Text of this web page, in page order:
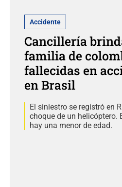
Accidente
Cancillería
familia de
fallecidas en
en Brasil
El siniestro se registró en
choque de un helicóptero.
hay una menor de edad.